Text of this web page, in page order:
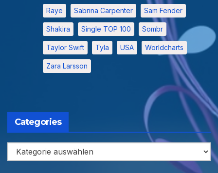
Raye Sabrina Carpenter Sam Fender
Shakira Single TOP 100 Sombr
Taylor Swift Tyla USA Worldcharts
Zara Larsson
Categories
Categories